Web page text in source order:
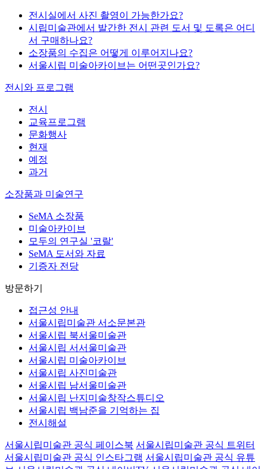
전시실에서 사진 촬영이 가능한가요?
시립미술관에서 발간한 전시 관련 도서 및 도록은 어디
서 구매하나요?
소장품의 수집은 어떻게 이루어지나요?
서울시립 미술아카이브는 어떤곳인가요?
전시와 프로그램
전시
교육프로그램
문화행사
현재
예정
과거
소장품과 미술연구
SeMA 소장품
미술아카이브
모두의 연구실 '코랄'
SeMA 도서와 자료
기증자 전당
방문하기
접근성 안내
서울시립미술관 서소문본관
서울시립 북서울미술관
서울시립 서서울미술관
서울시립 미술아카이브
서울시립 사진미술관
서울시립 남서울미술관
서울시립 난지미술창작스튜디오
서울시립 백남준을 기억하는 집
전시해설
서울시립미술관 공식 페이스북 서울시립미술관 공식 트위터
서울시립미술관 공식 인스타그램 서울시립미술관 공식 유튜